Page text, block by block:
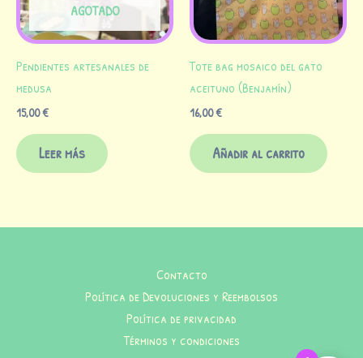
AGOTADO
Pendientes artesanales de
medusa
15,00€
Leer más
Tote bag mosaico del gato
aceituno (Benjamín)
16,00€
Añadir al carrito
Contacto
Política de Devoluciones y Reembolsos
Política de privacidad
Términos y condiciones